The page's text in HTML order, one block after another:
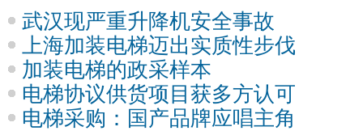
武汉现严重升降机安全事故
上海加装电梯迈出实质性步伐
加装电梯的政采样本
电梯协议供货项目获多方认可
电梯采购：国产品牌应唱主角